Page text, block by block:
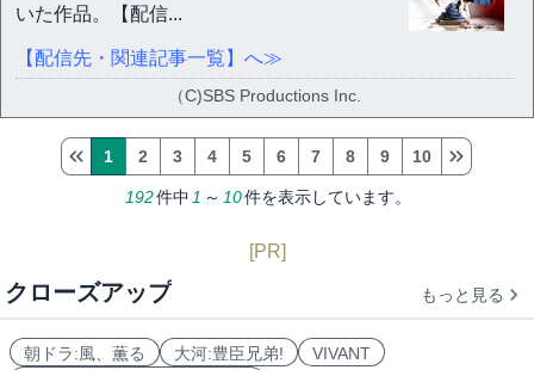
いた作品。【配信...
【配信先・関連記事一覧】へ≫
（C)SBS Productions Inc.
192件中 1 ～ 10件を表示しています。
1 2 3 4 5 6 7 8 9 10
[PR]
クローズアップ もっと見る
朝ドラ:風、薫る 大河:豊臣兄弟!
VIVANT